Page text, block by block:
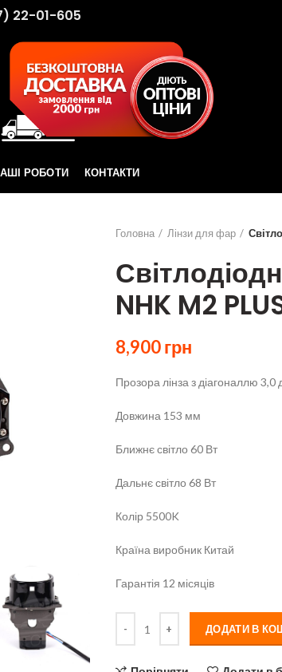
22-01-605
РОБОТИ КОНТАКТИ
Головна Лінзи для фар
NHK M2
8,900грн
Прозора лінза з діагоналлю
Довжина 153 мм
Ближнє світло 60 Вт
Дальнє світло 68 Вт
Колір 5500K
Країна виробник Китай
Гарантія 12 місяців
ДОДАТИ В